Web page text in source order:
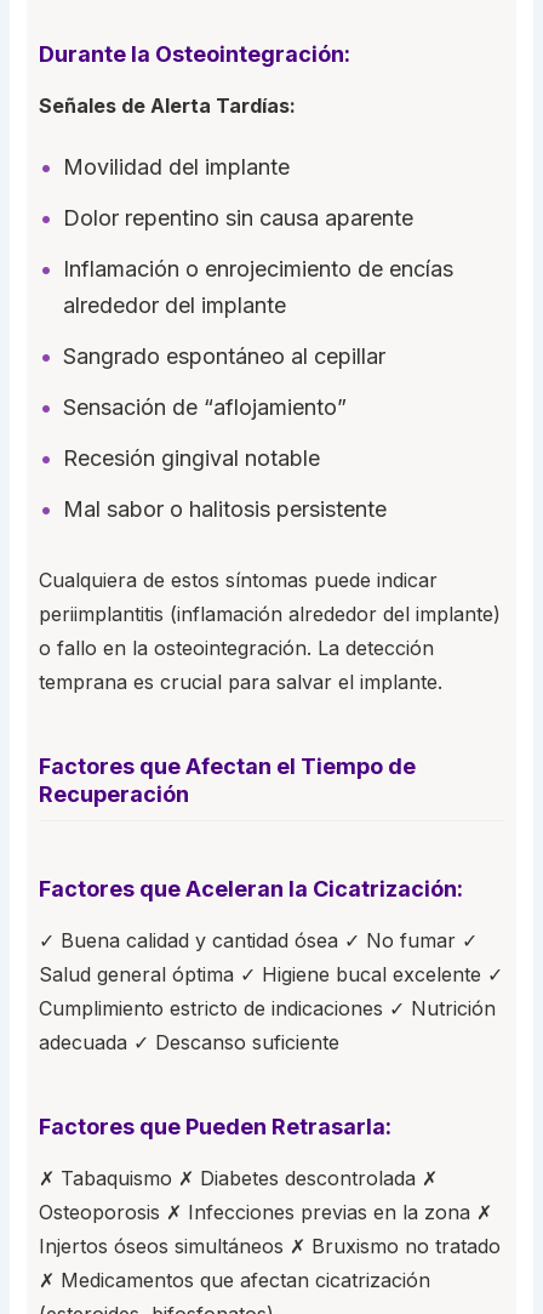
Durante la Osteointegración:
Señales de Alerta Tardías:
Movilidad del implante
Dolor repentino sin causa aparente
Inflamación o enrojecimiento de encías
alrededor del implante
Sangrado espontáneo al cepillar
Sensación de “aflojamiento”
Recesión gingival notable
Mal sabor o halitosis persistente
Cualquiera de estos síntomas puede indicar
periimplantitis (inflamación alrededor del implante)
o fallo en la osteointegración. La detección
temprana es crucial para salvar el implante.
Factores que Afectan el Tiempo de
Recuperación
Factores que Aceleran la Cicatrización:
✓ Buena calidad y cantidad ósea ✓ No fumar ✓
Salud general óptima ✓ Higiene bucal excelente ✓
Cumplimiento estricto de indicaciones ✓ Nutrición
adecuada ✓ Descanso suficiente
Factores que Pueden Retrasarla:
✗ Tabaquismo ✗ Diabetes descontrolada ✗
Osteoporosis ✗ Infecciones previas en la zona ✗
Injertos óseos simultáneos ✗ Bruxismo no tratado
✗ Medicamentos que afectan cicatrización